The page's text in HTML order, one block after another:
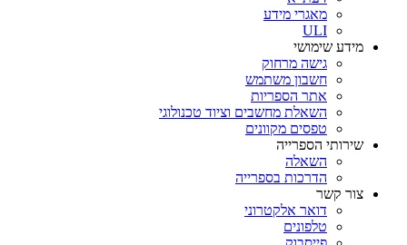
מאגרי מידע
ULI
מידע שימושי
גישה מרחוק
חשבון משתמש
אתר הספריות
השאלת מחשבים וציוד טכנולוגי
טפסים מקוונים
שירותי הספרייה
השאלה
הדרכות בספרייה
צור קשר
דואר אלקטרוני
טלפונים